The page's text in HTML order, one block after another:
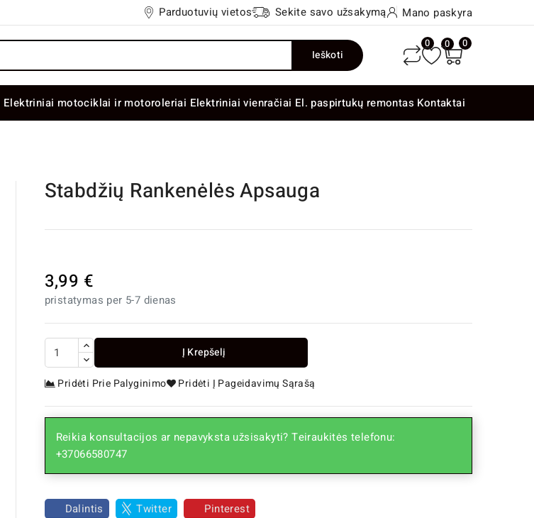
Parduotuvių vietos Sekite savo užsakymą Mano paskyra
Ieškoti
0 0 0
Elektriniai motociklai ir motoroleriai Elektriniai vienračiai El. paspirtukų remontas Kontaktai
Stabdžių Rankenėlės Apsauga
3,99 €
pristatymas per 5-7 dienas
Į Krepšelį
Pridėti Prie Palyginimo Pridėti Į Pageidavimų Sąrašą
Reikia konsultacijos ar nepavyksta užsisakyti? Teiraukitės telefonu:
+37066580747
Dalintis Twitter Pinterest